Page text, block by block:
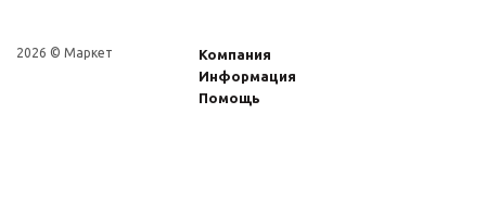
2026 © Маркет
Компания
Информация
Помощь